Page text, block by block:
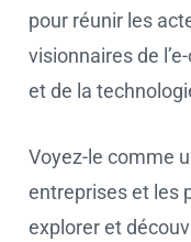
pour réunir les
visionnaires de
et de la
Voyez-le comme
entreprises et les
explorer et